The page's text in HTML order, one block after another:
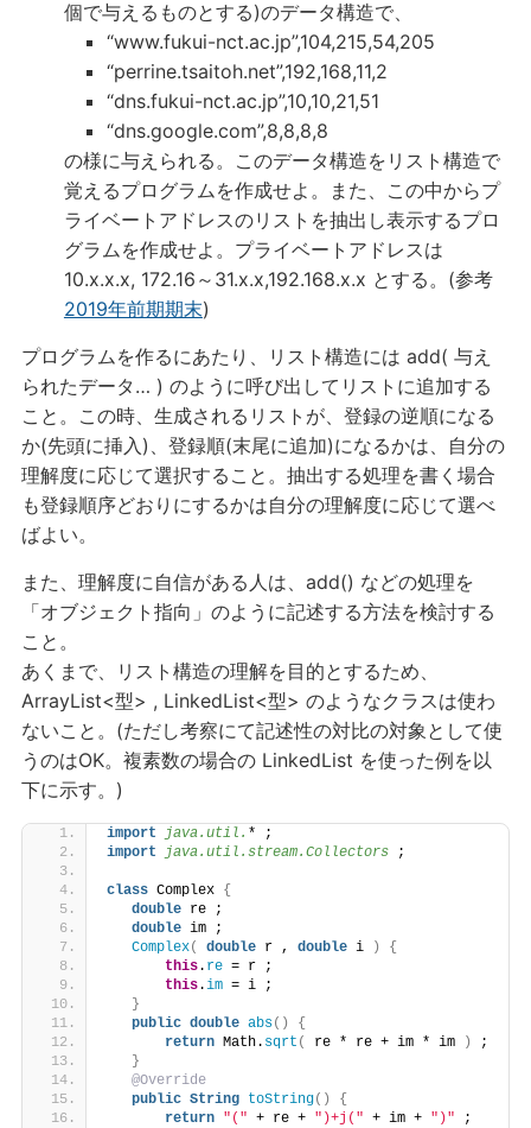
個で与えるものとする)のデータ構造で、
“www.fukui-nct.ac.jp”,104,215,54,205
“perrine.tsaitoh.net”,192,168,11,2
“dns.fukui-nct.ac.jp”,10,10,21,51
“dns.google.com”,8,8,8,8
の様に与えられる。このデータ構造をリスト構造で
覚えるプログラムを作成せよ。また、この中からプ
ライベートアドレスのリストを抽出し表示するプロ
グラムを作成せよ。プライベートアドレスは
10.x.x.x, 172.16～31.x.x,192.168.x.x とする。(参考
2019年前期期末)
プログラムを作るにあたり、リスト構造には add( 与え
られたデータ… ) のように呼び出してリストに追加する
こと。この時、生成されるリストが、登録の逆順になる
か(先頭に挿入)、登録順(末尾に追加)になるかは、自分の
理解度に応じて選択すること。抽出する処理を書く場合
も登録順序どおりにするかは自分の理解度に応じて選べ
ばよい。
また、理解度に自信がある人は、add() などの処理を
「オブジェクト指向」のように記述する方法を検討する
こと。
あくまで、リスト構造の理解を目的とするため、
ArrayList<型> , LinkedList<型> のようなクラスは使わ
ないこと。(ただし考察にて記述性の対比の対象として使
うのはOK。複素数の場合の LinkedList を使った例を以
下に示す。)
import java.util. * ;
import java.util.stream.Collectors ;
class Complex {
double re ;
double im ;
Complex( double r , double i )
{
this. re = r ;
this.im = i ;
}
public double abs()
{
return Math. sqrt ( re * re + im * im )
;
}
@Override
public String toString()
{
return "(" + re + ")+j(" + im + ")" ;